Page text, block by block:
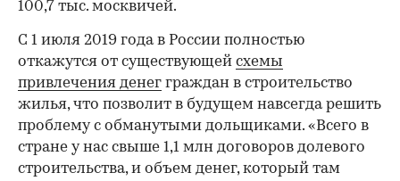
100,7 тыс. москвичей.
С 1 июля 2019 года в России полностью
откажутся от существующей схемы
привлечения денег граждан в строительство
жилья, что позволит в будущем навсегда решить
проблему с обманутыми дольщиками. «Всего в
стране у нас свыше 1,1 млн договоров долевого
строительства, и объем денег, который там